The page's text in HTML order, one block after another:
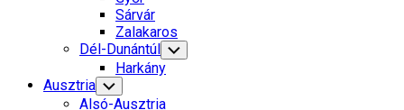
Sárvár
Zalakaros
Dél-Dunántúl Toggle
Child
Harkány
Current
Page
Ausztria Toggle
Child
Alsó-Ausztria